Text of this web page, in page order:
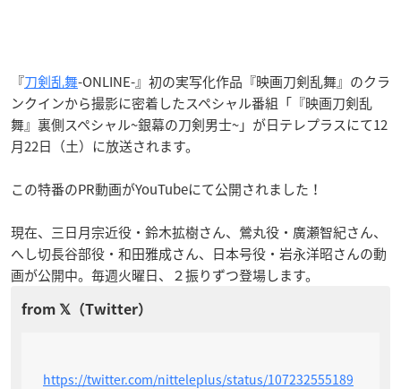
『刀剣乱舞-ONLINE-』初の実写化作品『映画刀剣乱舞』のクラ
ンクインから撮影に密着したスペシャル番組「『映画刀剣乱
舞』裏側スペシャル~銀幕の刀剣男士~」が日テレプラスにて12
月22日（土）に放送されます。
この特番のPR動画がYouTubeにて公開されました！
現在、三日月宗近役・鈴木拡樹さん、鶯丸役・廣瀬智紀さん、
へし切長谷部役・和田雅成さん、日本号役・岩永洋昭さんの動
画が公開中。毎週火曜日、２振りずつ登場します。
https://twitter.com/nitteleplus/status/107232555189